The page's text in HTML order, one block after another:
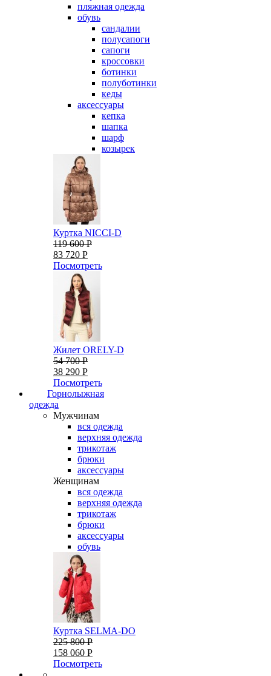
пляжная одежда
oбувь
сандалии
полусапоги
сапоги
кроссовки
ботинки
полуботинки
кеды
аксессуары
кепка
шапка
шарф
козырек
Куртка NICCI-D
119 600 Р
83 720 Р
Посмотреть
Жилет ORELY-D
54 700 Р
38 290 Р
Посмотреть
Горнолыжная
одежда
Мужчинам
вся одежда
верхняя одежда
трикотаж
брюки
аксессуары
Женщинам
вся одежда
верхняя одежда
трикотаж
брюки
аксессуары
обувь
Куртка SELMA-DO
225 800 Р
158 060 Р
Посмотреть